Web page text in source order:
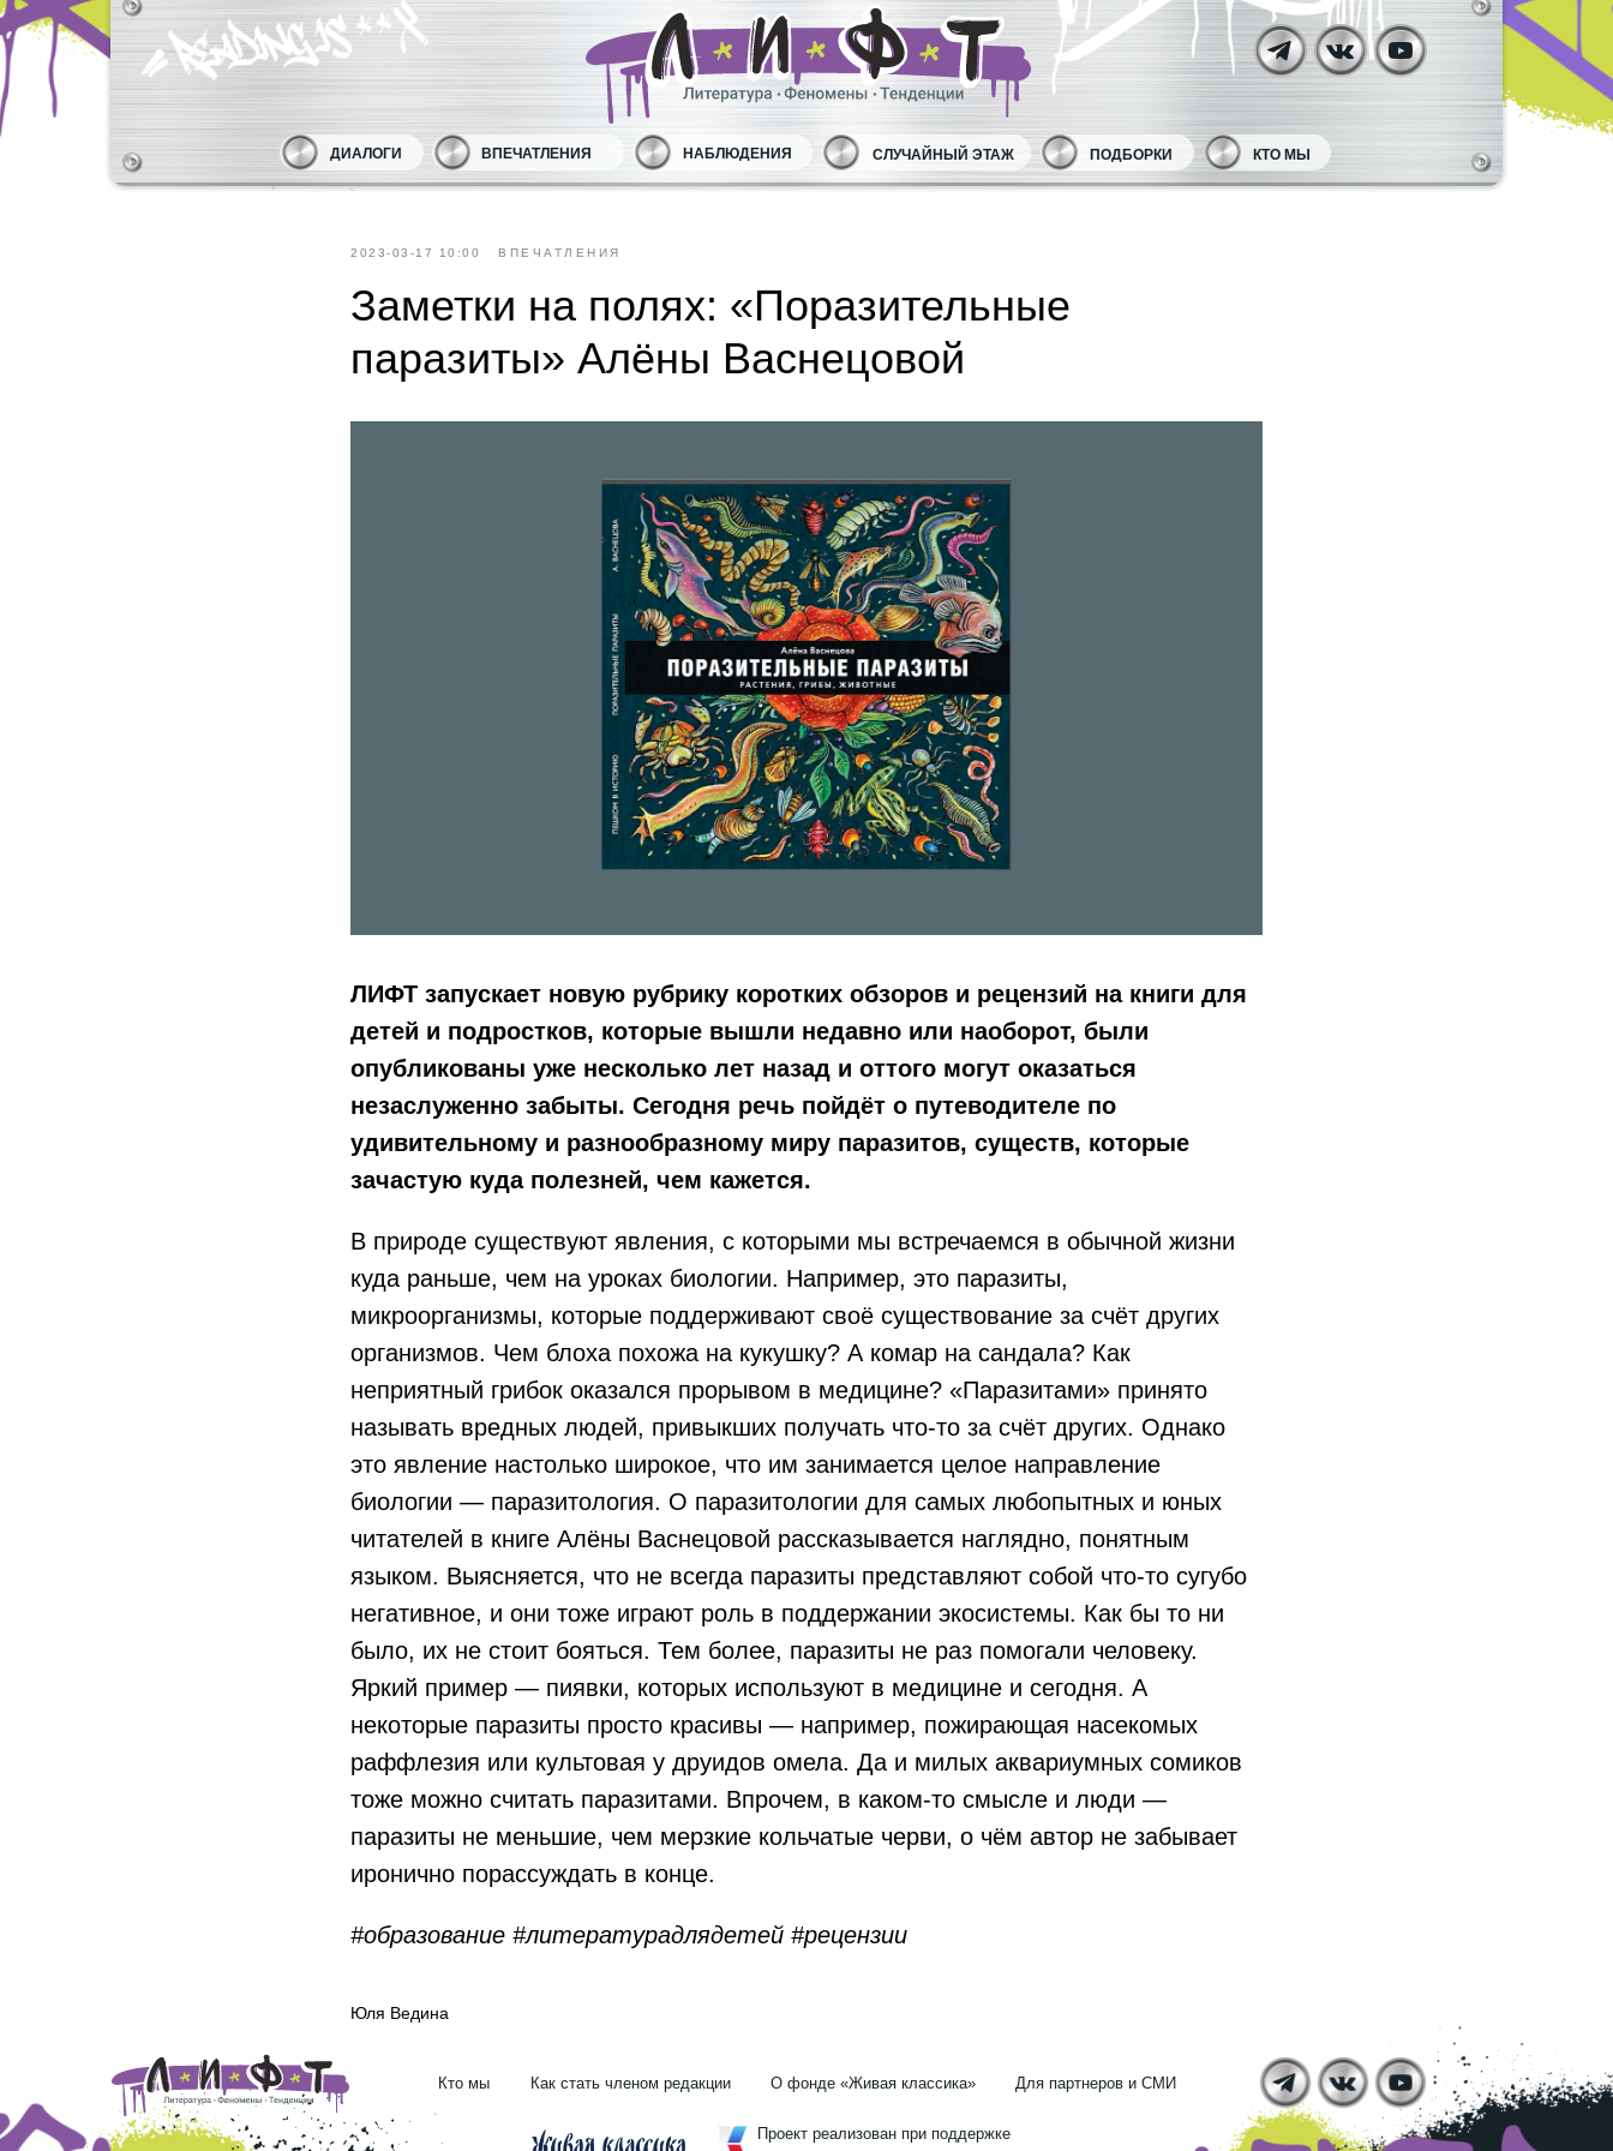
ДИАЛОГИ ВПЕЧАТЛЕНИЯ НАБЛЮДЕНИЯ СЛУЧАЙНЫЙ ЭТАЖ ПОДБОРКИ КТО МЫ
2023-03-17 10:00 ВПЕЧАТЛЕНИЯ
Заметки на полях: «Поразительные
паразиты» Алёны Васнецовой
ЛИФТ запускает новую рубрику коротких обзоров и рецензий на книги для
детей и подростков, которые вышли недавно или наоборот, были
опубликованы уже несколько лет назад и оттого могут оказаться
незаслуженно забыты. Сегодня речь пойдёт о путеводителе по
удивительному и разнообразному миру паразитов, существ, которые
зачастую куда полезней, чем кажется.
В природе существуют явления, с которыми мы встречаемся в обычной жизни
куда раньше, чем на уроках биологии. Например, это паразиты,
микроорганизмы, которые поддерживают своё существование за счёт других
организмов. Чем блоха похожа на кукушку? А комар на сандала? Как
неприятный грибок оказался прорывом в медицине? «Паразитами» принято
называть вредных людей, привыкших получать что-то за счёт других. Однако
это явление настолько широкое, что им занимается целое направление
биологии — паразитология. О паразитологии для самых любопытных и юных
читателей в книге Алёны Васнецовой рассказывается наглядно, понятным
языком. Выясняется, что не всегда паразиты представляют собой что-то сугубо
негативное, и они тоже играют роль в поддержании экосистемы. Как бы то ни
было, их не стоит бояться. Тем более, паразиты не раз помогали человеку.
Яркий пример — пиявки, которых используют в медицине и сегодня. А
некоторые паразиты просто красивы — например, пожирающая насекомых
раффлезия или культовая у друидов омела. Да и милых аквариумных сомиков
тоже можно считать паразитами. Впрочем, в каком-то смысле и люди —
паразиты не меньшие, чем мерзкие кольчатые черви, о чём автор не забывает
иронично порассуждать в конце.
#образование #литературадлядетей #рецензии
Юля Ведина
Проект реализован при поддержке
Кто мы Как стать членом редакции О фонде «Живая классика» Для партнеров и СМИ